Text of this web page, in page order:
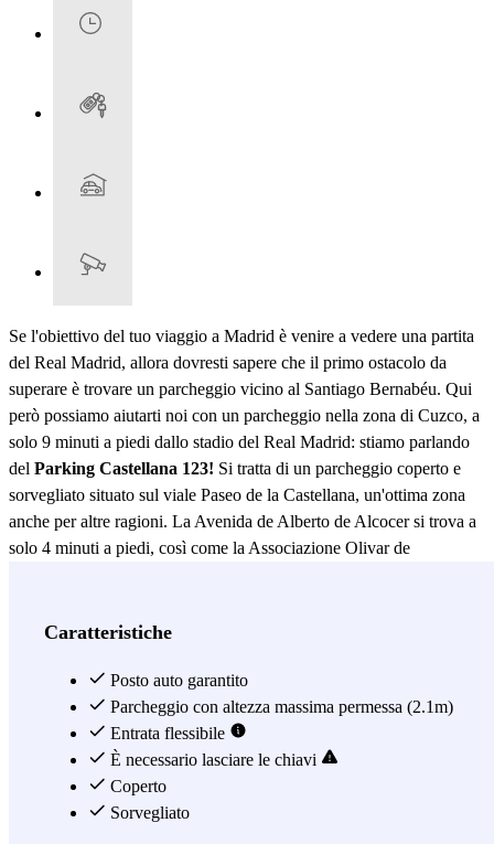
Se l'obiettivo del tuo viaggio a Madrid è venire a vedere una partita
del Real Madrid, allora dovresti sapere che il primo ostacolo da
superare è trovare un parcheggio vicino al Santiago Bernabéu. Qui
però possiamo aiutarti noi con un parcheggio nella zona di Cuzco, a
solo 9 minuti a piedi dallo stadio del Real Madrid: stiamo parlando
del Parking Castellana 123! Si tratta di un parcheggio coperto e
sorvegliato situato sul viale Paseo de la Castellana, un'ottima zona
anche per altre ragioni. La Avenida de Alberto de Alcocer si trova a
solo 4 minuti a piedi, così come la Associazione Olivar de
che si trova proprio di fronte al Ministero di Economia, Industria e
per cui se avessi delle questioni da sbrigare qui, sai già che potrai
affidare la tua auto al Parking Castellana 123. Se dopo la partita vuoi
spostarti verso altri quartieri di Madrid, potrai farlo in metropolitana,
visto che questo parcheggio vicino allo Stadio Bernabeu si trova
anche a 3 minuti a piedi dalla stazione di Cuzco (linea 10). Sei in
giro per il centro di Madrid e si sta facendo tardi? Nessun problema,
Caratteristiche
Posto auto garantito
Parcheggio con altezza massima permessa (2.1m)
Entrata flessibile
È necessario lasciare le chiavi
Coperto
Sorvegliato